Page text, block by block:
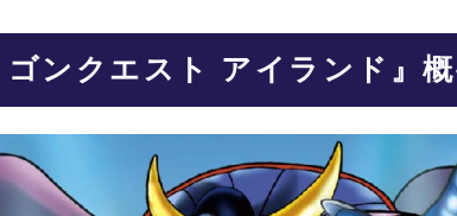
ゴンクエスト アイランド』